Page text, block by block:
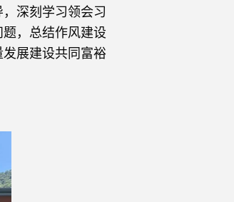
深刻学习领会习
，总结作风建设
展建设共同富裕